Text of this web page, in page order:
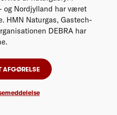
og Nordjylland har været
HMN Naturgas, Gastech-
DEBRA har
AFGØRELSE